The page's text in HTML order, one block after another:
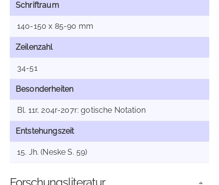
Schriftraum
140-150 x 85-90 mm
Zeilenzahl
34-51
Besonderheiten
Bl. 11r, 204r-207r: gotische Notation
Entstehungszeit
15. Jh. (Neske S. 59)